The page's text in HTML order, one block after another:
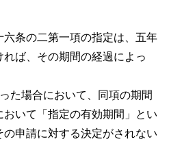
条の二第一項の指定は、五年
ば、その期間の経過によっ
た場合において、同項の期間
おいて「指定の有効期間」とい
の申請に対する決定がされない